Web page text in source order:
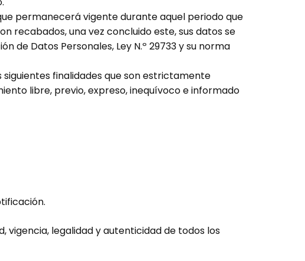
permanecerá vigente durante aquel periodo que
recabados, una vez concluido este, sus datos se
de Datos Personales, Ley N.º 29733 y su norma
finalidades que son estrictamente
libre, previo, expreso, inequívoco e informado
vigencia, legalidad y autenticidad de todos los